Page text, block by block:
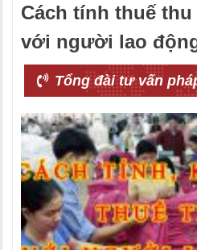
Cách tính thuế
với người lao
Tổng đài tư vấn